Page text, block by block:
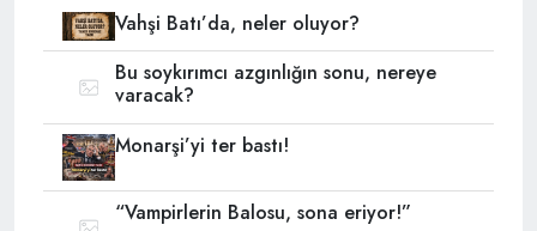
Vahşi Batı’da, neler oluyor?
Bu soykırımcı azgınlığın sonu, nereye
varacak?
Monarşi’yi ter bastı!
“Vampirlerin Balosu, sona eriyor!”